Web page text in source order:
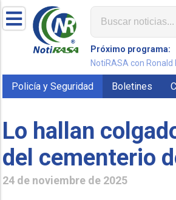
Próximo programa:
NotiRASA con Ronald
Policía y Seguridad Boletines
Lo hallan
del cementerio
24 de noviembre de 2025